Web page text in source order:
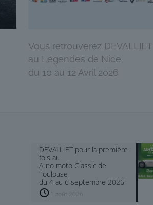
Vous retrouverez DEVALLIET
au Légendes de Nice
du 10 au 12 Avril 2026
DEVALLIET pour la première
fois au
Auto moto Classic de
Toulouse
du 4 au 6 septembre 2026
1 août 2026